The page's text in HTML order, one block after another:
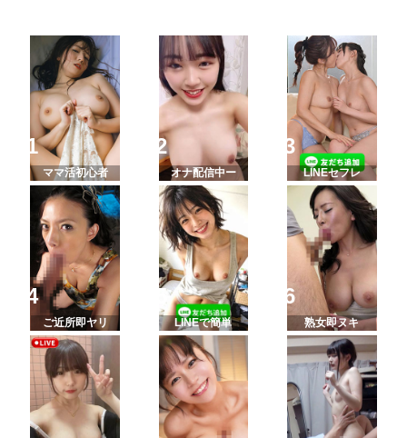
ママ活初心者 オナ配信中ー LINEセフレ
ご近所即ヤリ LINEで簡単 熟女即ヌキ